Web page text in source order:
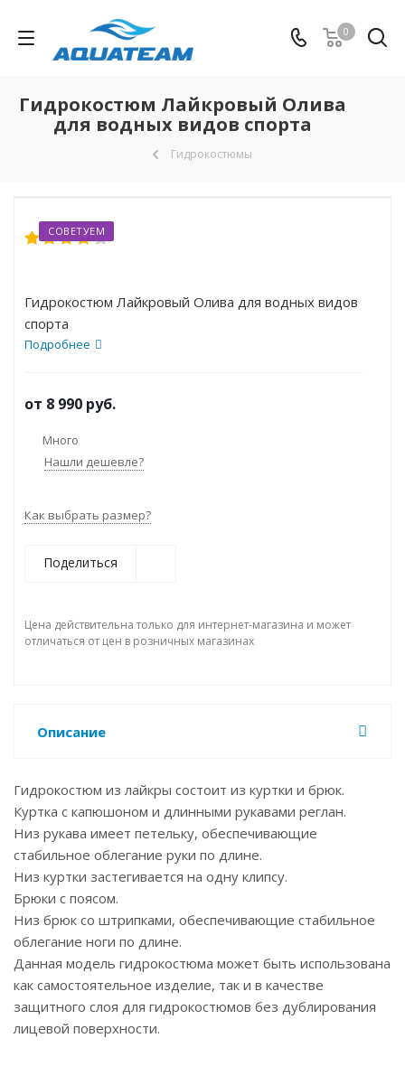
0
Гидрокостюм Лайкровый Олива
для водных видов спорта
Гидрокостюмы
СОВЕТУЕМ
Гидрокостюм Лайкровый Олива для водных видов
спорта
Подробнее
от 8 990 руб.
Много
Нашли дешевле?
Как выбрать размер?
Поделиться
Цена действительна только для интернет-магазина и может
отличаться от цен в розничных магазинах
Описание
Гидрокостюм из лайкры состоит из куртки и брюк.
Куртка с капюшоном и длинными рукавами реглан.
Низ рукава имеет петельку, обеспечивающие
стабильное облегание руки по длине.
Низ куртки застегивается на одну клипсу.
Брюки с поясом.
Низ брюк со штрипками, обеспечивающие стабильное
облегание ноги по длине.
Данная модель гидрокостюма может быть использована
как самостоятельное изделие, так и в качестве
защитного слоя для гидрокостюмов без дублирования
лицевой поверхности.